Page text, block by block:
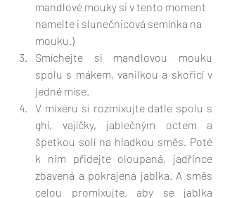
mandlové mouky si v tento moment
namelte i slunečnicová semínka na
mouku.)
Smíchejte si mandlovou mouku
spolu s mákem, vanilkou a skořicí v
jedné míse.
V mixéru si rozmixujte datle spolu s
ghí, vajíčky, jablečným octem a
špetkou solí na hladkou směs. Poté
k nim přidejte oloupaná, jadřince
zbavená a pokrajená jablka. A směs
celou promixujte, aby se jablka